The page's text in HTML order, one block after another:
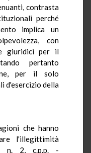
contrasta
perché
implica un
con
giuridici per il
pertanto
per il solo
d'esercizio della
che hanno
l'illegittimità
n. 2, c.p.p. -